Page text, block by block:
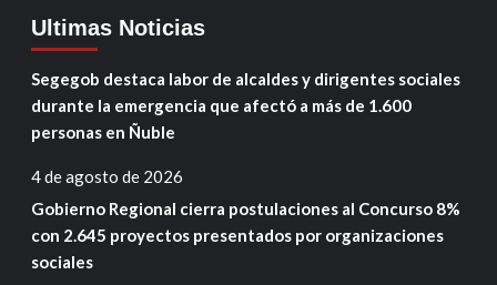
Ultimas Noticias
Segegob destaca labor de alcaldes y dirigentes sociales
durante la emergencia que afectó a más de 1.600
personas en Ñuble
4 de agosto de 2026
Gobierno Regional cierra postulaciones al Concurso 8%
con 2.645 proyectos presentados por organizaciones
sociales